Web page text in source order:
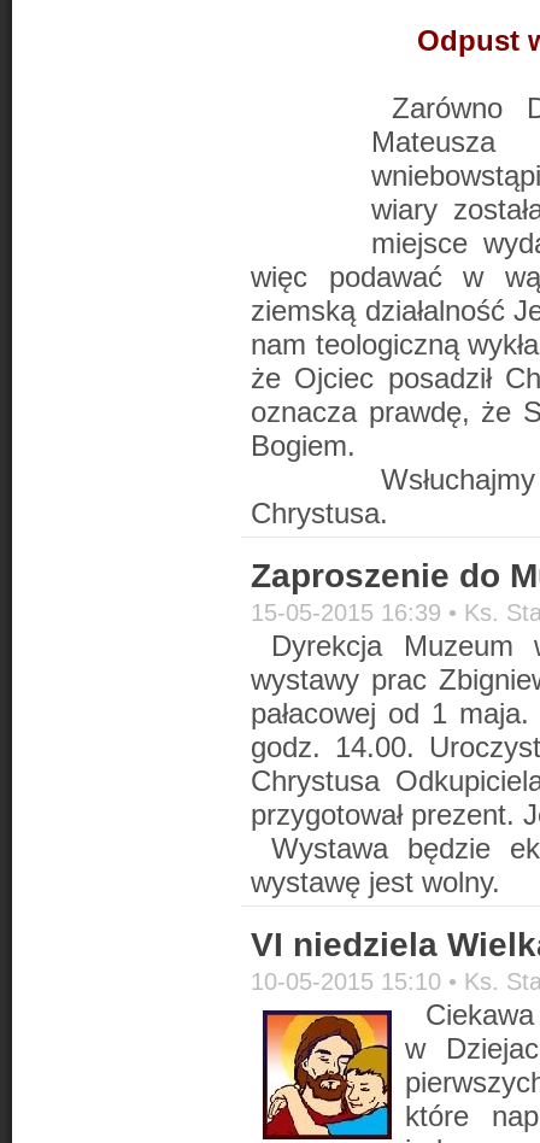
Odpust
Zarówno
wiary
miejsce
więc podawać w
ziemską działalność
nam teologiczną
że Ojciec posadził
oznacza prawdę, że
Bogiem.
Wsłuchajmy się
Chrystusa.
Zaproszenie do
15-05-2015 16:39 • Ks.
Dyrekcja Muzeum
wystawy prac
pałacowej od 1
godz. 14.00.
Chrystusa
przygotował prezent.
Wystawa będzie
wystawę jest wolny.
VI niedziela
10-05-2015 15:10 • Ks.
w
które